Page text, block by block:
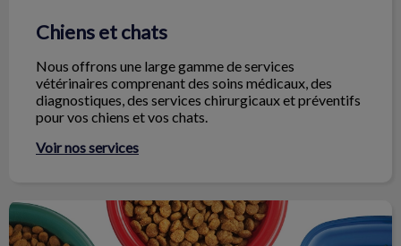
Chiens et chats
Nous offrons une large gamme de services
vétérinaires comprenant des soins médicaux, des
diagnostiques, des services chirurgicaux et préventifs
pour vos chiens et vos chats.
Voir nos services
Alimentation de votre animal